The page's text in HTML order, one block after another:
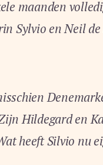
maanden
Sylvio en Neil
Hildegard en
heeft Silvio nu